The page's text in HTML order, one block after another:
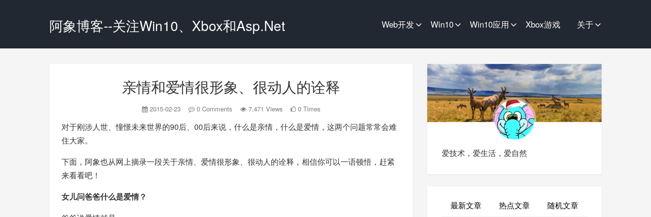
阿象博客--关注Win10、Xbox和Asp.Net Web开发 Win10 Win10应用 Xbox游戏 关于
亲情和爱情很形象、很动人的诠释
2015-02-23 0 Comments 7,471 Views 0 Times
对于刚涉人世、憧憬未来世界的90后、00后来说，什么是亲情，什么是爱情，这两个问题常常会难
住大家。
下面，阿象也从网上摘录一段关于亲情、爱情很形象、很动人的诠释，相信你可以一语顿悟，赶紧
来看看吧！
女儿问爸爸什么是爱情？
爱技术，爱生活，爱自然
最新文章 热点文章 随机文章